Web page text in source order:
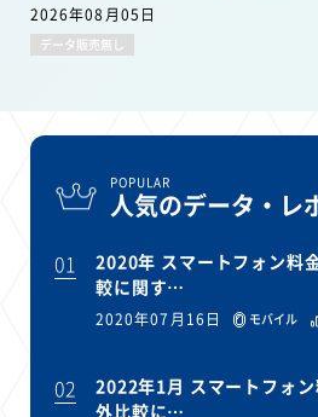
2026年08月05日
データ販売無し
POPULAR
人気のデータ・レ
01
2020年 スマートフォン料
較に関す…
2020年07月16日 モバイル
02
2022年1月 スマートフォ
外比較に…